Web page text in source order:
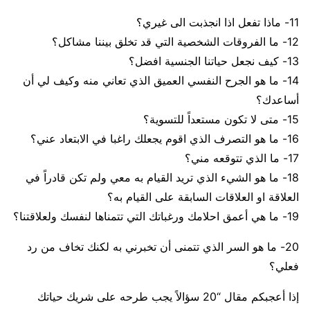
11- ماذا تفعل اذا انجذبت الى غيري؟
12- ما الفروقات الشخصية التي قد تخلق بيننا مشاكل؟
13- كيف نجعل حياتنا الجنسية افضل؟
14- ما هو الجرح النفسي العميق الذي تعاني منه وكيف لي أن
أساعدك؟
15- متى لا تكون مستعداً للتسوية؟
16- ما هو التصرف الذي اقوم يجعلك راغبا في الابتعاد عني؟
17- ما الذي تتوقعه مني؟
18- ما هو الشيء الذي تريد القيام به معي ولم تكن قادراً في
العلاقة او العلاقات السابقة على القيام به؟
19- ما هي أعمق احلامك ورغباتك التي تتمناها لنفسك ولعلاقتنا؟
20- ما هو السر الذي تتمنى أن تخبرني به لكنك تخاف من رد
فعلي؟
إذا أعجبكم مقال “20 سؤالاً يجب طرحه على شريك حياتك